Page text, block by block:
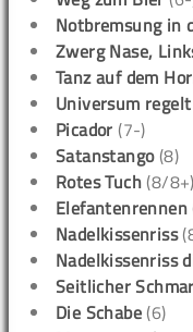
Notbremsung in
Zwerg Nase,
Tanz auf dem
Universum regelt
Picador (7-)
Satanstango(8)
Rotes Tuch (8/8+)
Elefantenrennen
Nadelkissenriss
Nadelkissenriss
Seitlicher
Die Schabe (6)